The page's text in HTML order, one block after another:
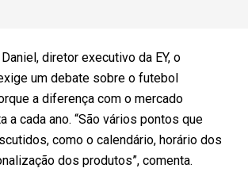
diretor executivo da EY, o
um debate sobre o futebol
a diferença com o mercado
a cada ano. “São vários pontos que
como o calendário, horário dos
dos produtos”, comenta.